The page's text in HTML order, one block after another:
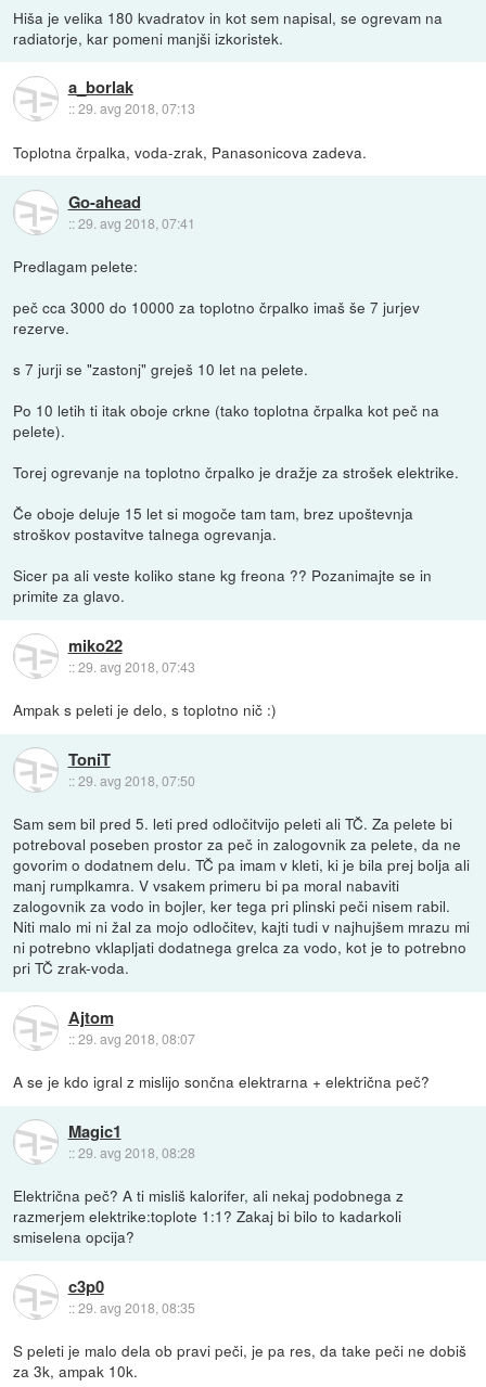
Hiša je velika 180 kvadratov in kot sem napisal, se ogrevam na
radiatorje, kar pomeni manjši izkoristek.
a_borlak
::29. avg 2018, 07:13
Toplotna črpalka, voda-zrak, Panasonicova zadeva.
Go-ahead
::29. avg 2018, 07:41
Predlagam pelete:
peč cca 3000 do 10000 za toplotno črpalko imaš še 7 jurjev
rezerve.
s 7 jurji se "zastonj" greješ 10 let na pelete.
Po 10 letih ti itak oboje crkne (tako toplotna črpalka kot peč na
pelete).
Torej ogrevanje na toplotno črpalko je dražje za strošek elektrike.
Če oboje deluje 15 let si mogoče tam tam, brez upoštevnja
stroškov postavitve talnega ogrevanja.
Sicer pa ali veste koliko stane kg freona ?? Pozanimajte se in
primite za glavo.
miko22
::29. avg 2018, 07:43
Ampak s peleti je delo, s toplotno nič :)
ToniT
::29. avg 2018, 07:50
Sam sem bil pred 5. leti pred odločitvijo peleti ali TČ. Za pelete bi
potreboval poseben prostor za peč in zalogovnik za pelete, da ne
govorim o dodatnem delu. TČ pa imam v kleti, ki je bila prej bolja ali
manj rumplkamra. V vsakem primeru bi pa moral nabaviti
zalogovnik za vodo in bojler, ker tega pri plinski peči nisem rabil.
Niti malo mi ni žal za mojo odločitev, kajti tudi v najhujšem mrazu mi
ni potrebno vklapljati dodatnega grelca za vodo, kot je to potrebno
pri TČ zrak-voda.
Ajtom
::29. avg 2018, 08:07
A se je kdo igral z mislijo sončna elektrarna + električna peč?
Magic1
::29. avg 2018, 08:28
Električna peč? A ti misliš kalorifer, ali nekaj podobnega z
razmerjem elektrike:toplote 1:1? Zakaj bi bilo to kadarkoli
smiselena opcija?
c3p0
::29. avg 2018, 08:35
S peleti je malo dela ob pravi peči, je pa res, da take peči ne dobiš
za 3k, ampak 10k.